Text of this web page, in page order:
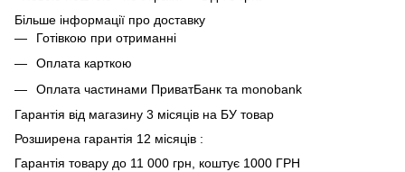
Більше інформації про доставку
Готівкою при отриманні
Оплата карткою
Оплата частинами ПриватБанк та monobank
Гарантія від магазину 3 місяців на БУ товар
Розширена гарантія 12 місяців :
Гарантія товару до 11 000 грн, коштує 1000 ГРН